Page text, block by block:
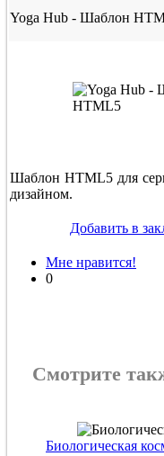
Yoga Hub - Шаблон
Шаблон HTML5 для
дизайном.
Добавить в
Мне нравится!
0
Смотрите
Биологическая